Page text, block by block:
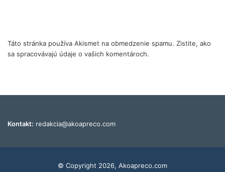
Táto stránka používa Akismet na obmedzenie spamu. Zistite, ako
sa spracovávajú údaje o vašich komentároch.
Kontakt: redakcia@akoapreco.com
© Copyright 2026, Akoapreco.com